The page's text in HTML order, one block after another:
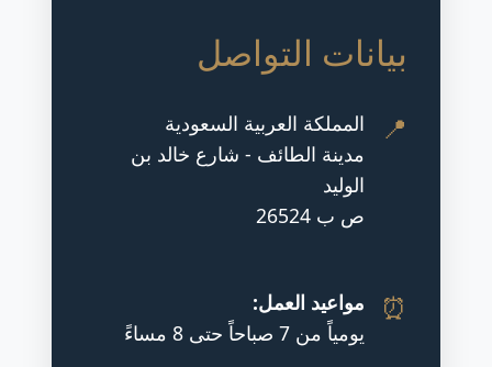
بيانات التواصل
📍
المملكة العربية السعودية
مدينة الطائف - شارع خالد بن
الوليد
ص ب 26524
⏰
مواعيد العمل:
يومياً من 7 صباحاً حتى 8 مساءً